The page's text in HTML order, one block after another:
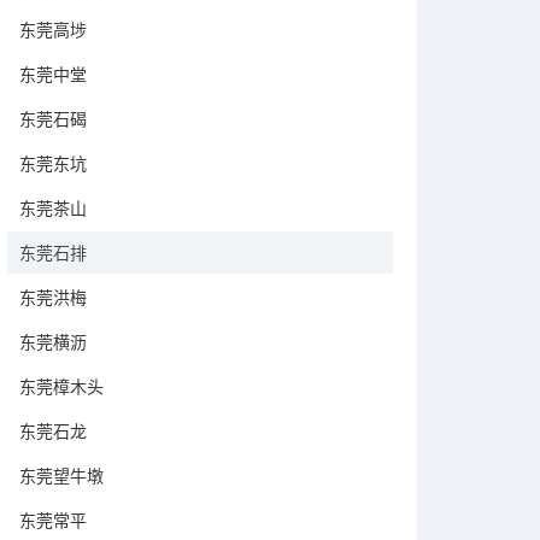
东莞高埗
东莞中堂
东莞石碣
东莞东坑
东莞茶山
东莞石排
东莞洪梅
东莞横沥
东莞樟木头
东莞石龙
东莞望牛墩
东莞常平